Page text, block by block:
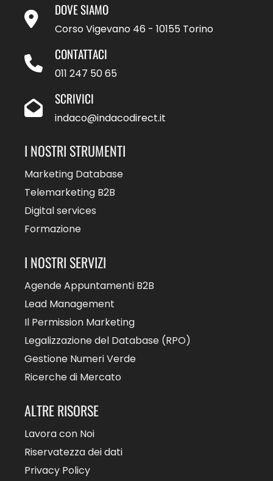
DOVE SIAMO
Corso Vigevano 46 - 10155 Torino
CONTATTACI
011 247 50 65
SCRIVICI
indaco@indacodirect.it
I NOSTRI STRUMENTI
Marketing Database
Telemarketing B2B
Digital services
Formazione
I NOSTRI SERVIZI
Agende Appuntamenti B2B
Lead Management
Il Permission Marketing
Legalizzazione del Database (RPO)
Gestione Numeri Verde
Ricerche di Mercato
ALTRE RISORSE
Lavora con Noi
Riservatezza dei dati
Privacy Policy